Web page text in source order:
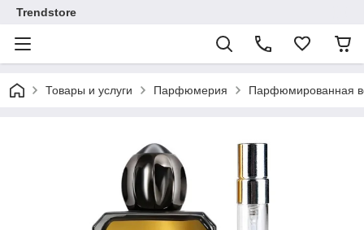
Trendstore
Товары и услуги Парфюмерия Парфюмированная